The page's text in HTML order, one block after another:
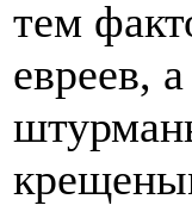
тем
евреев,